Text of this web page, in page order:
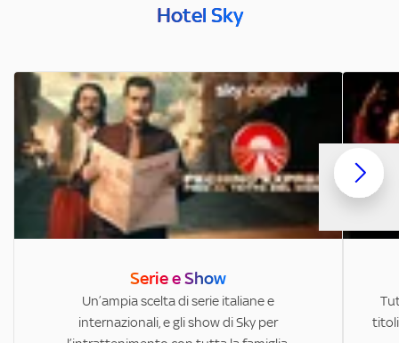
Hotel Sky
Serie e Show
Un’ampia scelta di serie italiane e
internazionali, e gli show di Sky per
titoli